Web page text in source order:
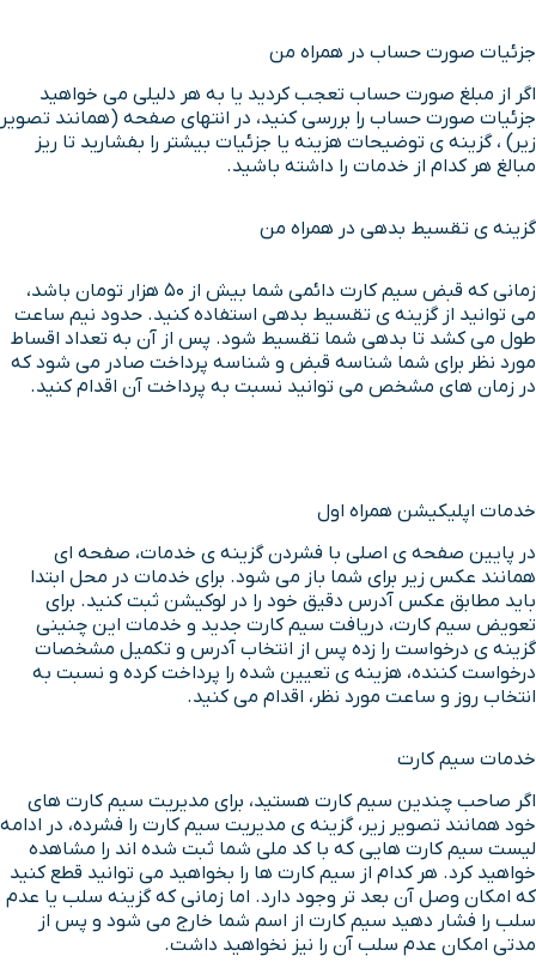
جزئیات صورت حساب در همراه من
اگر از مبلغ صورت حساب تعجب کردید یا به هر دلیلی می خواهید
جزئیات صورت حساب را بررسی کنید، در انتهای صفحه (همانند تصویر
زیر) ، گزینه ی توضیحات هزینه یا جزئیات بیشتر را بفشارید تا ریز
مبالغ هر کدام از خدمات را داشته باشید.
گزینه ی تقسیط بدهی در همراه من
زمانی که قبض سیم کارت دائمی شما بیش از 50 هزار تومان باشد،
می توانید از گزینه ی تقسیط بدهی استفاده کنید. حدود نیم ساعت
طول می کشد تا بدهی شما تقسیط شود. پس از آن به تعداد اقساط
مورد نظر برای شما شناسه قبض و شناسه پرداخت صادر می شود که
در زمان های مشخص می توانید نسبت به پرداخت آن اقدام کنید.
خدمات اپلیکیشن همراه اول
در پایین صفحه ی اصلی با فشردن گزینه ی خدمات، صفحه ای
همانند عکس زیر برای شما باز می شود. برای خدمات در محل ابتدا
باید مطابق عکس آدرس دقیق خود را در لوکیشن ثبت کنید. برای
تعویض سیم کارت، دریافت سیم کارت جدید و خدمات این چنینی
گزینه ی درخواست را زده پس از انتخاب آدرس و تکمیل مشخصات
درخواست کننده، هزینه ی تعیین شده را پرداخت کرده و نسبت به
انتخاب روز و ساعت مورد نظر، اقدام می کنید.
خدمات سیم کارت
اگر صاحب چندین سیم کارت هستید، برای مدیریت سیم کارت های
خود همانند تصویر زیر، گزینه ی مدیریت سیم کارت را فشرده، در ادامه
لیست سیم کارت هایی که با کد ملی شما ثبت شده اند را مشاهده
خواهید کرد. هر کدام از سیم کارت ها را بخواهید می توانید قطع کنید
که امکان وصل آن بعد تر وجود دارد. اما زمانی که گزینه سلب یا عدم
سلب را فشار دهید سیم کارت از اسم شما خارج می شود و پس از
مدتی امکان عدم سلب آن را نیز نخواهید داشت.